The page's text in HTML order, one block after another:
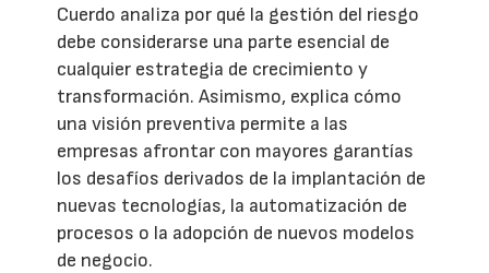
Cuerdo analiza por qué la gestión del riesgo
debe considerarse una parte esencial de
cualquier estrategia de crecimiento y
transformación. Asimismo, explica cómo
una visión preventiva permite a las
empresas afrontar con mayores garantías
los desafíos derivados de la implantación de
nuevas tecnologías, la automatización de
procesos o la adopción de nuevos modelos
de negocio.